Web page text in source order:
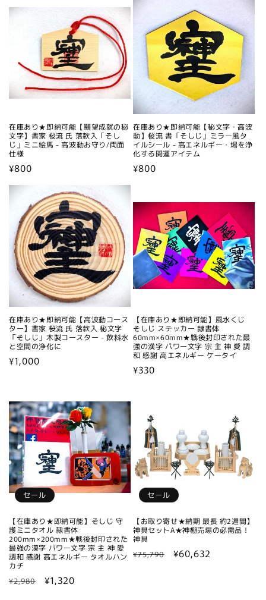
価
格
在庫あり★即納可能【願望成就の秘
文字】書家 桜流 氏 落款入「そし
じ」ミニ絵馬 - 高波動お守り/両面
仕様
通
常
¥800
在庫あり★即納可能【秘文字・高波
動】桜流 書「そしじ」ミラー風タ
イルシール - 高エネルギー・場を浄
化する開運アイテム
通
格
¥800
在庫あり★即納可能【高波動コース
ター】書家 桜流 氏 落款入 秘文字
「そしじ」木製コースター - 飲料水
と空間の浄化に
通
格
¥1,000
【在庫あり★即納可能】風水くじ
そしじ ステッカー 隷書体
60mm×60mm★戦後封印された最
強の漢字 パワー文字 宗 主 神 愛 調
和 感謝 高エネルギー ケータイ
通
¥330
セール
【在庫あり★即納可能】そしじ 守
護ミニタオル 隷書体
200mm×200mm★戦後封印された
最強の漢字 パワー文字 宗 主 神 愛
調和 感謝 高エネルギー タオルハン
カチ
通
¥2,980
セ
¥1,320
セール
【お取り寄せ★納期 最長 約2週間】
神具セットA★神棚売場の必需品！
神具
通
¥75,790
セ
¥60,632